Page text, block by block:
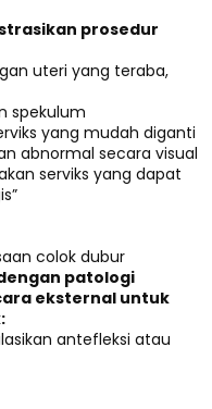
prosedur
uteri yang teraba,
spekulum
yang mudah diganti
abnormal secara visual
serviks yang dapat
colok dubur
patologi
eksternal untuk
antefleksi atau